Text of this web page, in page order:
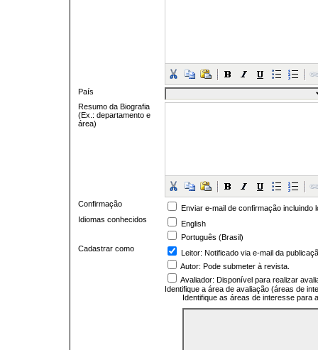
País
Resumo da Biografia
(Ex.: departamento e
área)
Confirmação
Enviar e-mail de confirmação incluindo
Idiomas conhecidos
English
Português (Brasil)
Cadastrar como
Leitor: Notificado via e-mail da
Autor: Pode submeter à revista.
Avaliador: Disponível para realizar
Identifique a área de avaliação (áreas de
Identifique as áreas de interesse